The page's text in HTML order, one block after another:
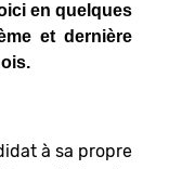
en quelques
et dernière
à sa propre